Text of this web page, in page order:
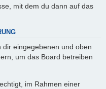
mit dem du dann auf das
dir eingegebenen und oben
um das Board betreiben
im Rahmen einer